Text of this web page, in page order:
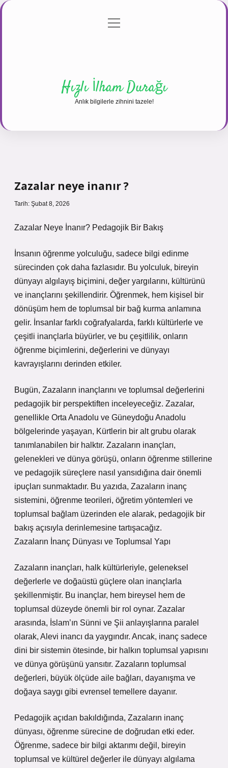
Gizlilik Politikası
menüyü
Hızlı İlham Durağı
Anlık bilgilerle zihnini tazele!
Zazalar neye inanır ?
Tarih: Şubat 8, 2026
Zazalar Neye İnanır? Pedagojik Bir Bakış
İnsanın öğrenme yolculuğu, sadece bilgi edinme
sürecinden çok daha fazlasıdır. Bu yolculuk, bireyin
dünyayı algılayış biçimini, değer yargılarını, kültürünü
ve inançlarını şekillendirir. Öğrenmek, hem kişisel bir
dönüşüm hem de toplumsal bir bağ kurma anlamına
gelir. İnsanlar farklı coğrafyalarda, farklı kültürlerle ve
çeşitli inançlarla büyürler, ve bu çeşitlilik, onların
öğrenme biçimlerini, değerlerini ve dünyayı
kavrayışlarını derinden etkiler.
Bugün, Zazaların inançlarını ve toplumsal değerlerini
pedagojik bir perspektiften inceleyeceğiz. Zazalar,
genellikle Orta Anadolu ve Güneydoğu Anadolu
bölgelerinde yaşayan, Kürtlerin bir alt grubu olarak
tanımlanabilen bir halktır. Zazaların inançları,
gelenekleri ve dünya görüşü, onların öğrenme stillerine
ve pedagojik süreçlere nasıl yansıdığına dair önemli
ipuçları sunmaktadır. Bu yazıda, Zazaların inanç
sistemini, öğrenme teorileri, öğretim yöntemleri ve
toplumsal bağlam üzerinden ele alarak, pedagojik bir
bakış açısıyla derinlemesine tartışacağız.
Zazaların İnanç Dünyası ve Toplumsal Yapı
Zazaların inançları, halk kültürleriyle, geleneksel
değerlerle ve doğaüstü güçlere olan inançlarla
şekillenmiştir. Bu inançlar, hem bireysel hem de
toplumsal düzeyde önemli bir rol oynar. Zazalar
arasında, İslam’ın Sünni ve Şii anlayışlarına paralel
olarak, Alevi inancı da yaygındır. Ancak, inanç sadece
dini bir sistemin ötesinde, bir halkın toplumsal yapısını
ve dünya görüşünü yansıtır. Zazaların toplumsal
değerleri, büyük ölçüde aile bağları, dayanışma ve
doğaya saygı gibi evrensel temellere dayanır.
Pedagojik açıdan bakıldığında, Zazaların inanç
dünyası, öğrenme sürecine de doğrudan etki eder.
Öğrenme, sadece bir bilgi aktarımı değil, bireyin
toplumsal ve kültürel değerler ile dünyayı algılama